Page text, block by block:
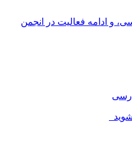
و ادامه فعالیت در انجمن